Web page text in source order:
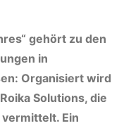
gehört zu den
in
Organisiert wird
Solutions, die
Ein